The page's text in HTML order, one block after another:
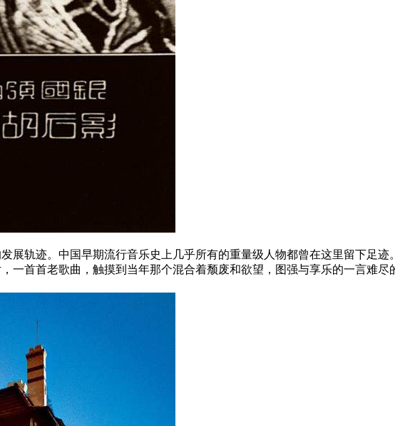
展轨迹。中国早期流行音乐史上几乎所有的重量级人物都曾在这里留下足
一首首老歌曲，触摸到当年那个混合着颓废和欲望，图强与享乐的一言难